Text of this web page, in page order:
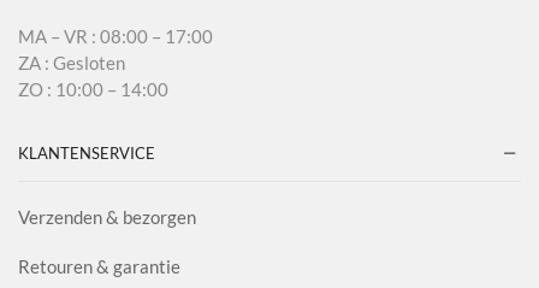
MA – VR : 08:00 – 17:00
ZA : Gesloten
ZO : 10:00 – 14:00
KLANTENSERVICE
Verzenden & bezorgen
Retouren & garantie